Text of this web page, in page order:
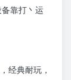
靠打丶运
经典耐玩，